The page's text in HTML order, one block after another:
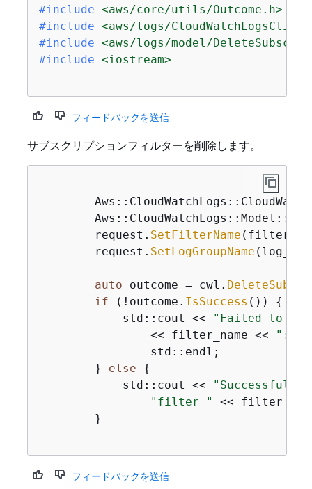
#include <aws/core/utils/Outcome.h>
#include <aws/logs/
#include <aws/logs/model/
#include <iostream>
フィードバックを送信
サブスクリプションフィルターを削除します。
        request.
SetFilterName
        request.
SetLogGroupName
auto outcome = cwl.
if (!outcome. IsSuccess ()) {
            std::cout <<
"Failed to
                << filter_name <<
": "
                std::endl;
        }
else
{
            std::cout <<
"Successfully
"filter "
<<
        }
フィードバックを送信